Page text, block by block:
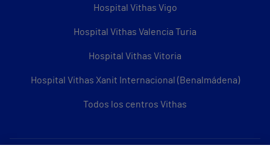
Hospital Vithas Vigo
Hospital Vithas Valencia Turia
Hospital Vithas Vitoria
Hospital Vithas Xanit Internacional (Benalmádena)
Todos los centros Vithas